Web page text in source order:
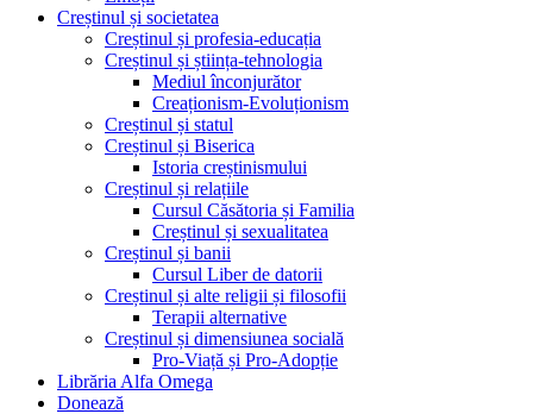
Creștinul și societatea
Creștinul și profesia-educația
Creștinul și știința-tehnologia
Mediul înconjurător
Creaționism-Evoluționism
Creștinul și statul
Creștinul și Biserica
Istoria creștinismului
Creștinul și relațiile
Cursul Căsătoria și Familia
Creștinul și sexualitatea
Creștinul și banii
Cursul Liber de datorii
Creștinul și alte religii și filosofii
Terapii alternative
Creștinul și dimensiunea socială
Pro-Viață și Pro-Adopție
Librăria Alfa Omega
Donează